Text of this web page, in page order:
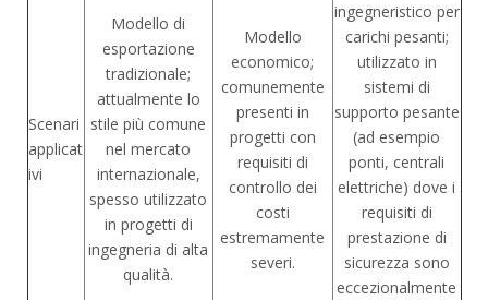
Scenari
applicat
ivi
Modello di
esportazione
tradizionale;
attualmente lo
stile più comune
nel mercato
internazionale,
spesso utilizzato
in progetti di
ingegneria di alta
qualità.
Modello
economico;
comunemente
presenti in
progetti con
requisiti di
controllo dei
costi
estremamente
severi.
ingegneristico per
carichi pesanti;
utilizzato in
sistemi di
supporto pesante
(ad esempio
ponti, centrali
elettriche) dove i
requisiti di
prestazione di
sicurezza sono
eccezionalmente